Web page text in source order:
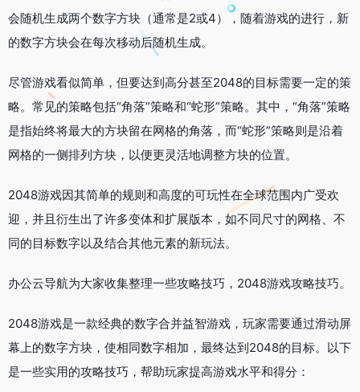
会随机生成两个数字方块（通常是2或4），随着游戏的进行，新
的数字方块会在每次移动后随机生成。
尽管游戏看似简单，但要达到高分甚至2048的目标需要一定的策
略。常见的策略包括“角落”策略和“蛇形”策略。其中，“角落”策略
是指始终将最大的方块留在网格的角落，而“蛇形”策略则是沿着
网格的一侧排列方块，以便更灵活地调整方块的位置。
2048游戏因其简单的规则和高度的可玩性在全球范围内广受欢
迎，并且衍生出了许多变体和扩展版本，如不同尺寸的网格、不
同的目标数字以及结合其他元素的新玩法。
办公云导航为大家收集整理一些攻略技巧，2048游戏攻略技巧。
2048游戏是一款经典的数字合并益智游戏，玩家需要通过滑动屏
幕上的数字方块，使相同数字相加，最终达到2048的目标。以下
是一些实用的攻略技巧，帮助玩家提高游戏水平和得分：